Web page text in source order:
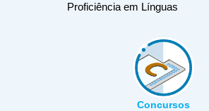
Proficiência em Línguas
Concursos